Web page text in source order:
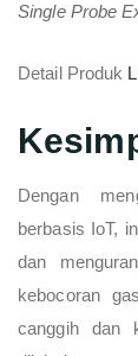
Single Probe
Detail Produk
Dengan
berbasis IoT,
dan
kebocoran
canggih dan